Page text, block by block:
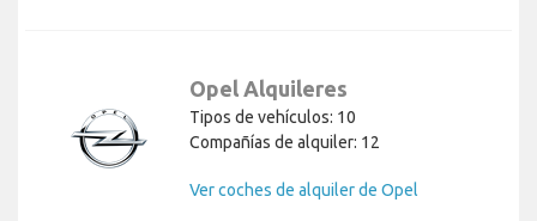
Opel Alquileres
Tipos de vehículos: 10
Compañías de alquiler: 12
Ver coches de alquiler de Opel